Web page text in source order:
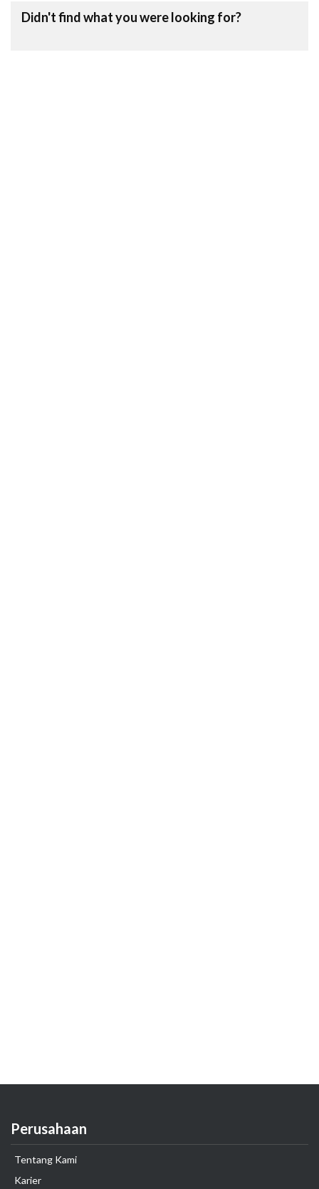
Didn't find what you were looking for?
Perusahaan
Tentang Kami
Karier